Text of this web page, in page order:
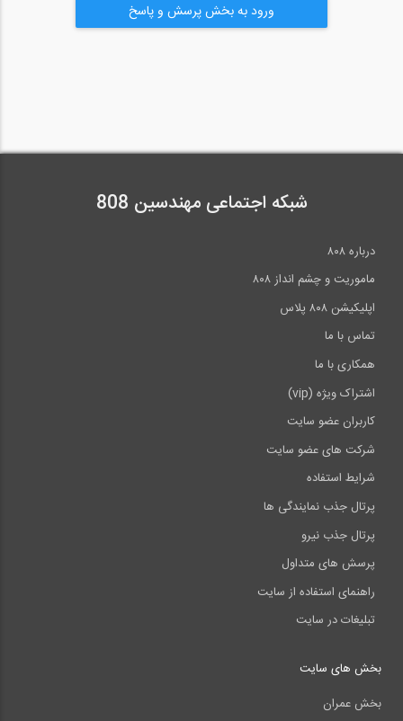
ورود به بخش پرسش و پاسخ
شبکه اجتماعی مهندسین 808
درباره ۸۰۸
ماموریت و چشم انداز ۸۰۸
اپلیکیشن ۸۰۸ پلاس
تماس با ما
همکاری با ما
اشتراک ویژه (vip)
کاربران عضو سایت
شرکت های عضو سایت
شرایط استفاده
پرتال جذب نمایندگی ها
پرتال جذب نیرو
پرسش های متداول
راهنمای استفاده از سایت
تبلیغات در سایت
بخش های سایت
بخش عمران